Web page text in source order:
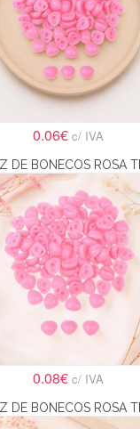
0.06€ c/ IVA
0.08€ c/ IVA